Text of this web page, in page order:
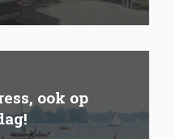
ook op